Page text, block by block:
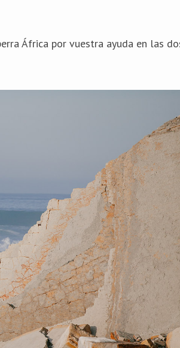
África por vuestra ayuda en las